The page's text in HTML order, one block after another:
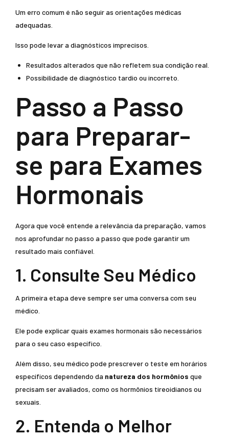
Um erro comum é não seguir as orientações médicas
adequadas.
Isso pode levar a diagnósticos imprecisos.
Resultados alterados que não refletem sua condição real.
Possibilidade de diagnóstico tardio ou incorreto.
Passo a Passo
para Preparar-
se para Exames
Hormonais
Agora que você entende a relevância da preparação, vamos
nos aprofundar no passo a passo que pode garantir um
resultado mais confiável.
1. Consulte Seu Médico
A primeira etapa deve sempre ser uma conversa com seu
médico.
Ele pode explicar quais exames hormonais são necessários
para o seu caso específico.
Além disso, seu médico pode prescrever o teste em horários
específicos dependendo da natureza dos hormônios que
precisam ser avaliados, como os hormônios tireoidianos ou
sexuais.
2. Entenda o Melhor